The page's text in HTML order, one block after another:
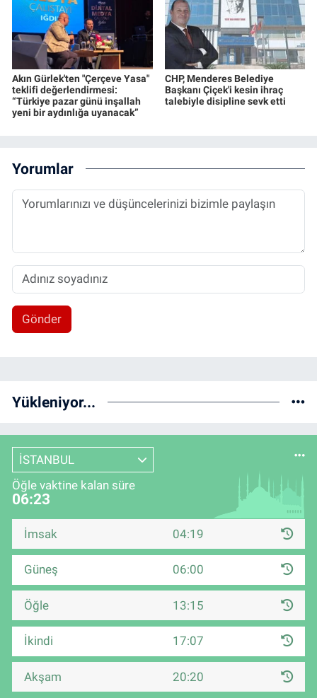
Akın Gürlek'ten "Çerçeve Yasa"
teklifi değerlendirmesi:
“Türkiye pazar günü inşallah
yeni bir aydınlığa uyanacak”
CHP, Menderes Belediye
Başkanı Çiçek'i kesin ihraç
talebiyle disipline sevk etti
Yorumlar
Gönder
Yükleniyor...
İSTANBUL
Öğle vaktine kalan süre
06:22
İmsak 04:19
Güneş 06:00
Öğle 13:15
İkindi 17:07
Akşam 20:20